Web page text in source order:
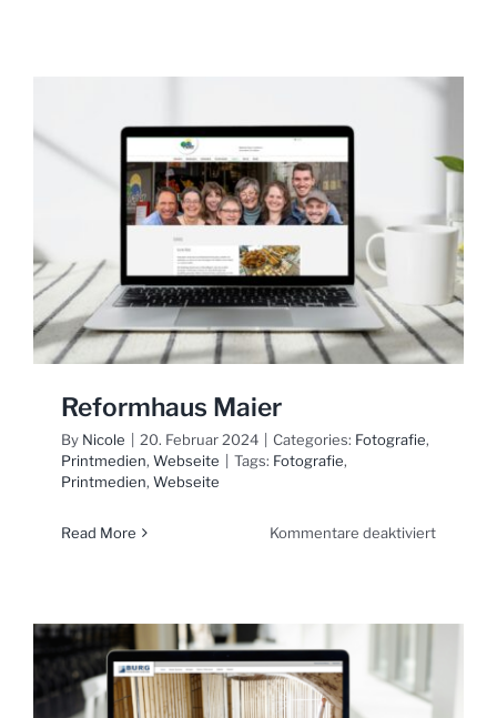
Reformhaus Maier
By Nicole 20. Februar 2024 Categories: Fotografie,
Printmedien, Webseite Tags: Fotografie,
Printmedien, Webseite
Read More Kommentare deaktiviertfür